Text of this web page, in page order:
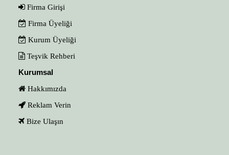
Firma Girişi
Firma Üyeliği
Kurum Üyeliği
Teşvik Rehberi
Kurumsal
Hakkımızda
Reklam Verin
Bize Ulaşın